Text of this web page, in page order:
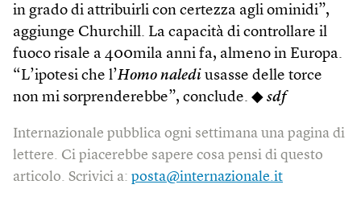
in grado di attribuirli con certezza agli ominidi”,
aggiunge Churchill. La capacità di controllare il
fuoco risale a 400mila anni fa, almeno in Europa.
“L’ipotesi che l’Homo naledi usasse delle torce
non mi sorprenderebbe”, conclude. ◆ sdf
Internazionale pubblica ogni settimana una pagina di
lettere. Ci piacerebbe sapere cosa pensi di questo
articolo. Scrivici a: posta@internazionale.it